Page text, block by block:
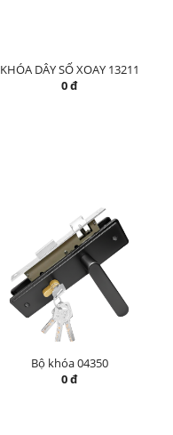
KHÓA DÂY SỐ XOAY 13211
0 đ
Bộ khóa 04350
0 đ